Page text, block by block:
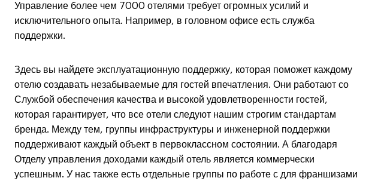
Управление более чем 7000 отелями требует огромных усилий и
исключительного опыта. Например, в головном офисе есть служба
поддержки.
Здесь вы найдете эксплуатационную поддержку, которая поможет каждому
отелю создавать незабываемые для гостей впечатления. Они работают со
Службой обеспечения качества и высокой удовлетворенности гостей,
которая гарантирует, что все отели следуют нашим строгим стандартам
бренда. Между тем, группы инфраструктуры и инженерной поддержки
поддерживают каждый объект в первоклассном состоянии. А благодаря
Отделу управления доходами каждый отель является коммерчески
успешным. У нас также есть отдельные группы по работе с для франшизами